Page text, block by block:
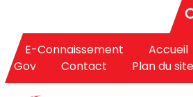
Aller au contenu principal
E-Connaissement Accueil
Gov
Contact Plan du site
Vous êtes ici:
CTN Appels d'Offres